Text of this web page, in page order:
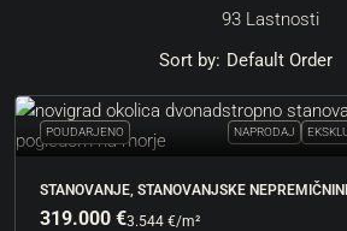
93 Lastnosti
Sort by: Default Order
POUDARJENO NAPRODAJ
STANOVANJE, STANOVANJSKE
319.000 €3.544 €/m²